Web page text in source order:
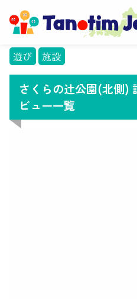
遊び 施設
さくらの辻公園(北側)
ビュー一覧